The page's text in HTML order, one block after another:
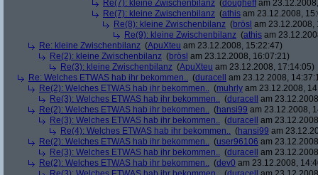
Re(7): kleine Zwischenbilanz (dougheffam
Re(7): kleine Zwischenbilanz (athis am 23.12.2008,
Re(8): kleine Zwischenbilanz (brösl am 23.12.2008,
Re(9): kleine Zwischenbilanz (athis am
Re: kleine Zwischenbilanz (ApuXteu am 23.12.2008, 15:22:47)
Re(2): kleine Zwischenbilanz (brösl am 23.12.2008, 16:07:21)
Re(3): kleine Zwischenbilanz (ApuXteu am 23.12.2008, 17:14:05)
Re: Welches ETWAS hab ihr bekommen.. (duracell
am 23.12.2008,
Re(2): Welches ETWAS hab ihr bekommen.. (muhrly am 23.12.2008,
Re(3): Welches ETWAS hab ihr bekommen.. (duracell
am
Re(2): Welches ETWAS hab ihr bekommen.. (hansi99 am 23.12.2008,
Re(3): Welches ETWAS hab ihr bekommen.. (duracell
am
Re(4): Welches ETWAS hab ihr bekommen.. (hansi99 am
Re(2): Welches ETWAS hab ihr bekommen.. (user96106 am
Re(3): Welches ETWAS hab ihr bekommen.. (duracell
am
Re(2): Welches ETWAS hab ihr bekommen.. (dev0 am 23.12.2008,